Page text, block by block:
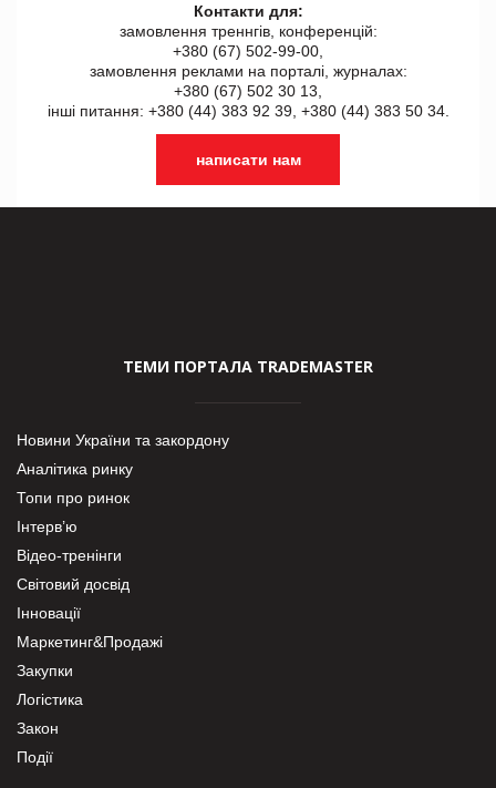
Контакти для:
замовлення треннгів, конференцій:
+380 (67) 502-99-00,
замовлення реклами на порталі, журналах:
+380 (67) 502 30 13,
інші питання: +380 (44) 383 92 39, +380 (44) 383 50 34.
написати нам
ТЕМИ ПОРТАЛА TRADEMASTER
Новини України та закордону
Аналітика ринку
Топи про ринок
Інтерв’ю
Відео-тренінги
Світовий досвід
Інновації
Маркетинг&Продажі
Закупки
Логістика
Закон
Події